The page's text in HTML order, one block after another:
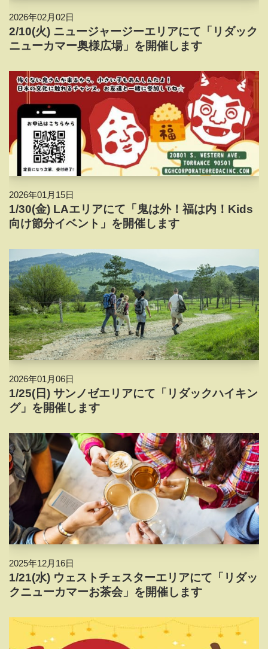
2026年02月02日
2/10(火) ニュージャージーエリアにて「リダック
ニューカマー奥様広場」を開催します
2026年01月15日
1/30(金) LAエリアにて「鬼は外！福は内！Kids
向け節分イベント」を開催します
2026年01月06日
1/25(日) サンノゼエリアにて「リダックハイキン
グ」を開催します
2025年12月16日
1/21(水) ウェストチェスターエリアにて「リダッ
クニューカマーお茶会」を開催します